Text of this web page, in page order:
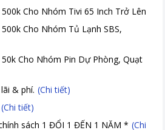
Cho Nhóm Tivi 65 Inch Trở Lên
Cho Nhóm Tủ Lạnh SBS,
Cho Nhóm Pin Dự Phòng, Quạt
& phí. (Chi tiết)
(Chi tiết)
sách 1 ĐỔI 1 ĐẾN 1 NĂM * (Chi